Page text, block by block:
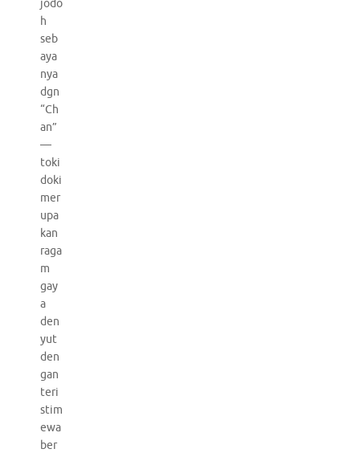
jodo
h
seb
aya
nya
dgn
“Ch
an”
—
toki
doki
mer
upa
kan
raga
m
gay
a
den
yut
den
gan
teri
stim
ewa
ber